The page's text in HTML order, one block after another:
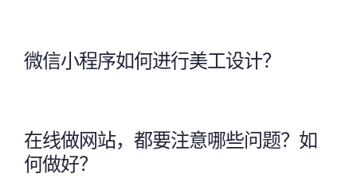
微信小程序如何进行美工设计？
在线做网站，都要注意哪些问题？如
何做好？